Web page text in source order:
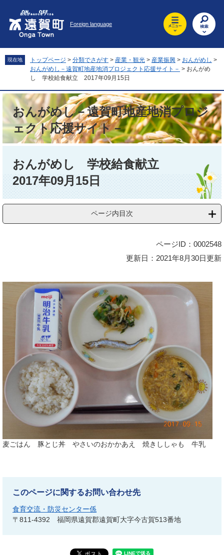
先
頭
。
を
飛
て
へ
Foreign language
現在地 トップページ > 分類でさがす > 産業・観光 > 産業振興 > おんがめし >
おんがめし－遠賀町地産地消プロジェクト応援サイト－ > おんがめ
し 学校給食献立 2017年09月15日
おんがめし－遠賀町地産地消プロジ
ェクト応援サイト－
おんがめし 学校給食献立
2017年09月15日
ページ内目次
ページID：0002548
更新日：2021年8月30日更新
麦ごはん 豚とじ丼 やさいのおかかあえ 焼きししゃも 牛乳
このページに関するお問い合わせ先
食育交流・防災センター係
〒811-4392
福岡県遠賀郡遠賀町大字今古賀513番地